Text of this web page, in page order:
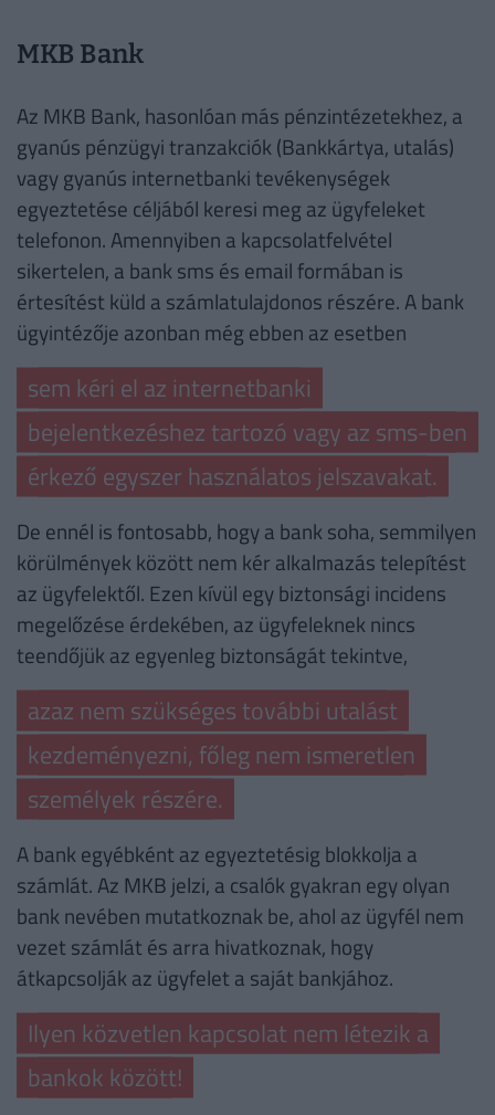
MKB Bank
Az MKB Bank, hasonlóan más pénzintézetekhez, a
gyanús pénzügyi tranzakciók (Bankkártya, utalás)
vagy gyanús internetbanki tevékenységek
egyeztetése céljából keresi meg az ügyfeleket
telefonon. Amennyiben a kapcsolatfelvétel
sikertelen, a bank sms és email formában is
értesítést küld a számlatulajdonos részére. A bank
ügyintézője azonban még ebben az esetben
sem kéri el az internetbanki
bejelentkezéshez tartozó vagy az sms-ben
érkező egyszer használatos jelszavakat.
De ennél is fontosabb, hogy a bank soha, semmilyen
körülmények között nem kér alkalmazás telepítést
az ügyfelektől. Ezen kívül egy biztonsági incidens
megelőzése érdekében, az ügyfeleknek nincs
teendőjük az egyenleg biztonságát tekintve,
azaz nem szükséges további utalást
kezdeményezni, főleg nem ismeretlen
személyek részére.
A bank egyébként az egyeztetésig blokkolja a
számlát. Az MKB jelzi, a csalók gyakran egy olyan
bank nevében mutatkoznak be, ahol az ügyfél nem
vezet számlát és arra hivatkoznak, hogy
átkapcsolják az ügyfelet a saját bankjához.
Ilyen közvetlen kapcsolat nem létezik a
bankok között!